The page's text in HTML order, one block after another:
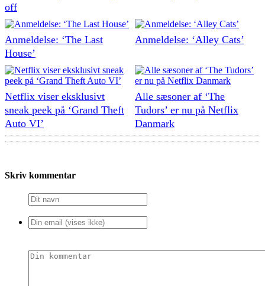
off
Anmeldelse: ‘The Last
House’
Anmeldelse: ‘Alley Cats’
Netflix viser eksklusivt
sneak peek på ‘Grand Theft
Auto VI’
Alle sæsoner af ‘The
Tudors’ er nu på Netflix
Danmark
Skriv kommentar